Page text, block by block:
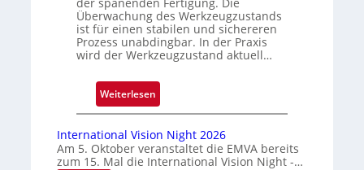
g
e
D
r
k
a
r
Überwachung des Werkzeugzustands
ist für einen stabilen und sichereren
Prozess unabdingbar. In der Praxis
wird der Werkzeugzustand aktuell…
Weiterlesen
A
t
o
International Vision Night 2026
Am 5. Oktober veranstaltet die EMVA bereits
zum 15. Mal die International Vision Night -…